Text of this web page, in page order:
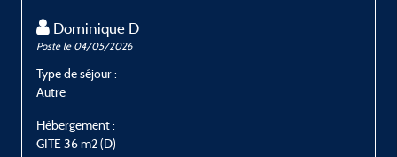
Dominique D
Posté le 04/05/2026
Type de séjour :
Autre
Hébergement :
GITE 36 m2 (D)